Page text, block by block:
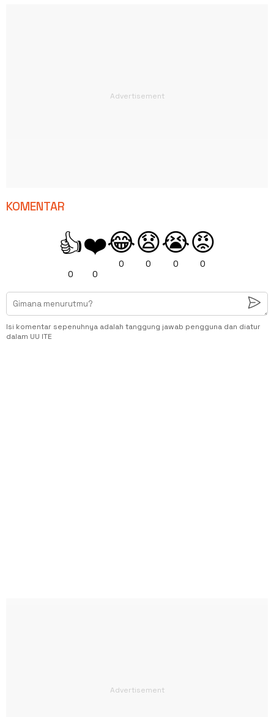
KOMENTAR
👍
0
❤️
0
😂
0
😧
0
😭
0
😡
0
Isi komentar sepenuhnya adalah tanggung jawab pengguna dan diatur
dalam UU ITE